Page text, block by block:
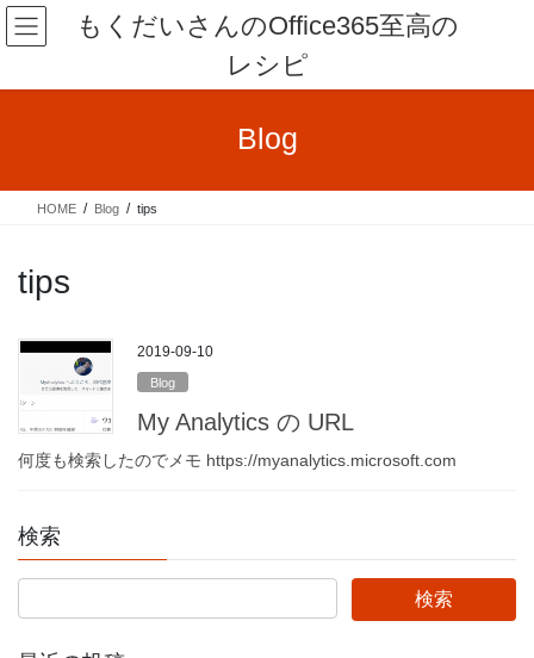
コ
ン
ン
ナ
ビ
ー
もくだいさんのOffice365至高の
レシピ
Blog
HOME Blog tips
tips
2019-09-10
Blog
My Analytics の URL
何度も検索したのでメモ https://myanalytics.microsoft.com
検索